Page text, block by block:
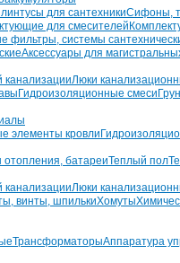
для сантехникиСифоны,
для смесителей
фильтры, системы
Аксессуары для
канализацииЛюки
Гидроизоляционные смеси
элементы кровли
отопления, батареиТеплый пол
канализацииЛюки
винты, шпилькиХомуты
ТрансформаторыАппаратура